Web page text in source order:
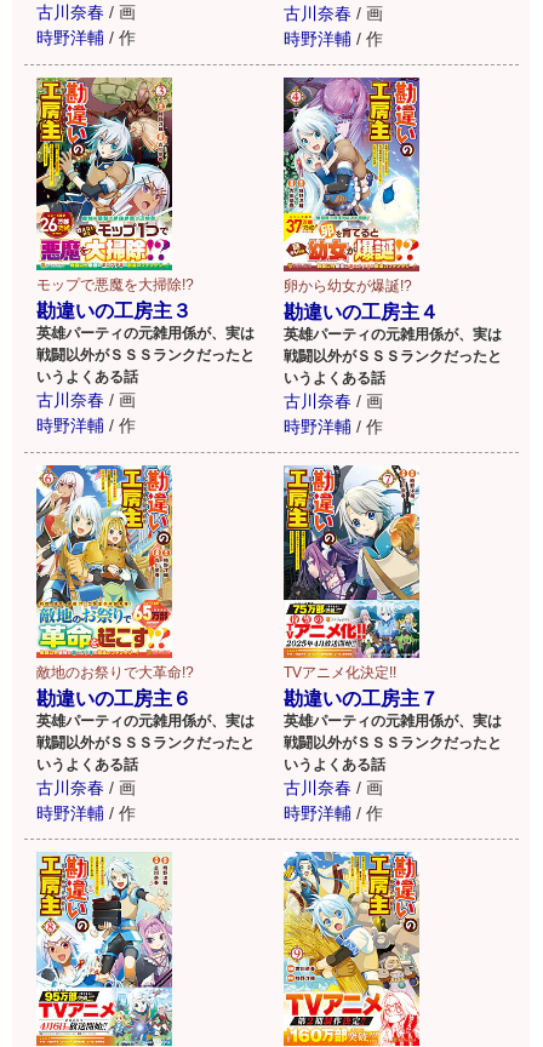
古川奈春 / 画
時野洋輔 / 作
古川奈春 / 画
時野洋輔 / 作
モップで悪魔を大掃除!?
勘違いの工房主３
英雄パーティの元雑用係が、実は
戦闘以外がＳＳＳランクだったと
いうよくある話
古川奈春 / 画
時野洋輔 / 作
卵から幼女が爆誕!?
勘違いの工房主４
英雄パーティの元雑用係が、実は
戦闘以外がＳＳＳランクだったと
いうよくある話
古川奈春 / 画
時野洋輔 / 作
敵地のお祭りで大革命!?
勘違いの工房主６
英雄パーティの元雑用係が、実は
戦闘以外がＳＳＳランクだったと
いうよくある話
古川奈春 / 画
時野洋輔 / 作
TVアニメ化決定!!
勘違いの工房主７
英雄パーティの元雑用係が、実は
戦闘以外がＳＳＳランクだったと
いうよくある話
古川奈春 / 画
時野洋輔 / 作